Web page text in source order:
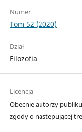
Numer
Tom 52 (2020)
Dział
Filozofia
Licencja
Obecnie autorzy
zgody o następującej